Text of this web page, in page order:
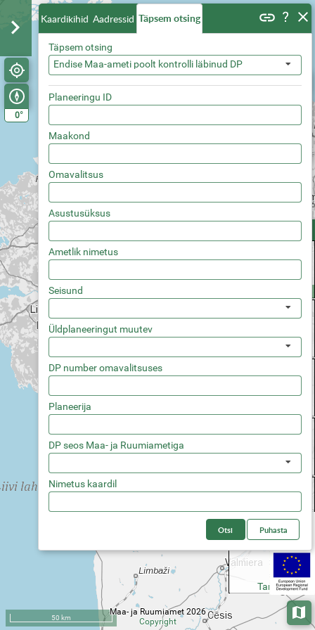
0°
Kaardikihid Aadressid Täpsem otsing
Täpsem otsing
Endise Maa-ameti poolt kontrolli läbinud DP
Planeeringu ID
Maakond
Omavalitsus
Asustusüksus
Ametlik nimetus
Seisund
Üldplaneeringut muutev
DP number omavalitsuses
Planeerija
DP seos Maa- ja Ruumiametiga
Nimetus kaardil
Otsi Puhasta
50 km
Maa- ja Ruumiamet 2026
Copyright
Asulate plaanid
Piirangud
Taristu